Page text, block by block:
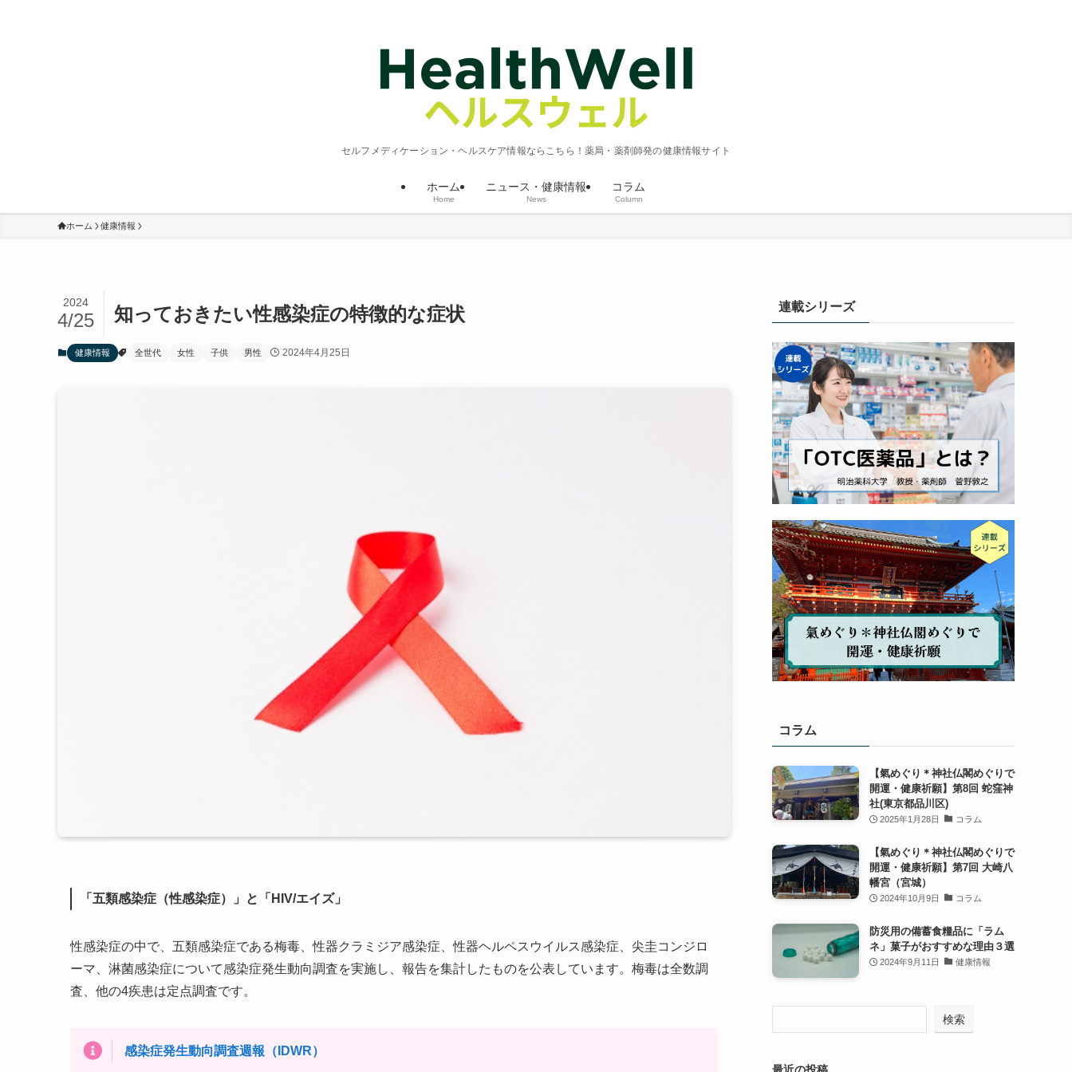
セルフメディケーション・ヘルスケア情報ならこちら！薬局・薬剤師発の健康情報サイト
ホーム
Home
ニュース・健康情報
News
コラム
Column
ホーム 健康情報
知っておきたい性感染症の特徴的な症状
2024
4/25
健康情報 全世代 女性 子供 男性 2024年4月25日
「五類感染症（性感染症）」と「HIV/エイズ」
性感染症の中で、五類感染症である梅毒、性器クラミジア感染症、性器ヘルペスウイルス感染症、尖圭コンジロ
ーマ、淋菌感染症について感染症発生動向調査を実施し、報告を集計したものを公表しています。梅毒は全数調
査、他の4疾患は定点調査です。
感染症発生動向調査週報（IDWR）
連載シリーズ
コラム
【氣めぐり＊神社仏閣めぐりで
開運・健康祈願】第8回 蛇窪神
社(東京都品川区)
2025年1月28日 コラム
【氣めぐり＊神社仏閣めぐりで
開運・健康祈願】第7回 大崎八
幡宮（宮城）
2024年10月9日 コラム
防災用の備蓄食糧品に「ラム
ネ」菓子がおすすめな理由３選
2024年9月11日 健康情報
検索